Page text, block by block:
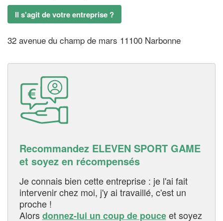
Il s'agit de votre entreprise ?
32 avenue du champ de mars 11100 Narbonne
Recommandez ELEVEN SPORT GAME
et soyez en récompensés
Je connais bien cette entreprise : je l'ai fait
intervenir chez moi, j'y ai travaillé, c'est un
proche !
Alorsdonnez-lui un coup de pouceet soyez